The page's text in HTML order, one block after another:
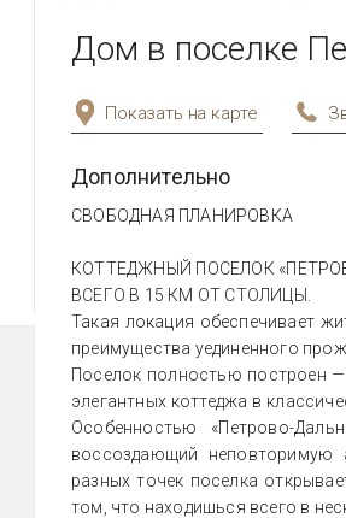
Дом в поселке
Показать на карте
Дополнительно
СВОБОДНАЯ ПЛАНИРОВКА
КОТТЕДЖНЫЙ ПОСЕЛОК
ВСЕГО В 15 КМ ОТ СТОЛИЦЫ.
Такая локация обеспечивает
преимущества уединенного
Поселок полностью построен
элегантных коттеджа в
Особенностью «Петрово-
воссоздающий неповторимую
разных точек поселка
том, что находишься всего в